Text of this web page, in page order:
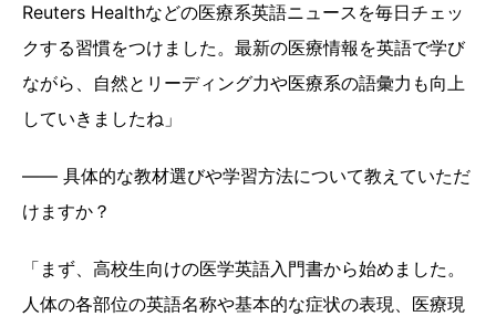
Reuters Healthなどの医療系英語ニュースを毎日チェッ
クする習慣をつけました。最新の医療情報を英語で学び
ながら、自然とリーディング力や医療系の語彙力も向上
していきましたね」
―― 具体的な教材選びや学習方法について教えていただ
けますか？
「まず、高校生向けの医学英語入門書から始めました。
人体の各部位の英語名称や基本的な症状の表現、医療現